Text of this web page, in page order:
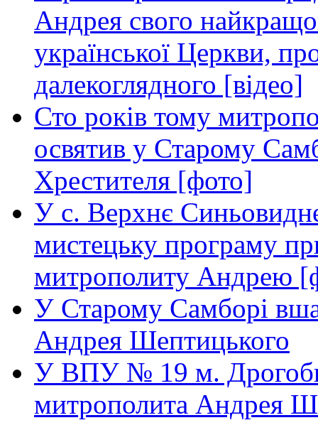
Андрея свого
української Церкви,
далекоглядного [відео]
Сто років тому
освятив у Старому
Хрестителя [фото]
У с. Верхнє
мистецьку програму
митрополиту Андрею
У Старому Самборі
Андрея Шептицького
У ВПУ № 19 м. Дрогобич
митрополита Андрея